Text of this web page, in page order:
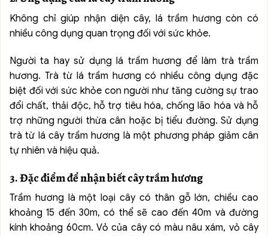
Không chỉ giúp nhận diện cây, lá trầm hương còn có
nhiều công dụng quan trọng đối với sức khỏe.
Người ta hay sử dụng lá trầm hương để làm trà trầm
hương. Trà từ lá trầm hương có nhiều công dụng đặc
biệt đối với sức khỏe con người như tăng cường sự trao
đổi chất, thải độc, hỗ trợ tiêu hóa, chống lão hóa và hỗ
trợ những người thừa cân hoặc bị tiểu đường. Sử dụng
trà từ lá cây trầm hương là một phương pháp giảm cân
tự nhiên và hiệu quả.
3. Đặc điểm để nhận biết cây trầm hương
Trầm hương là một loại cây có thân gỗ lớn, chiều cao
khoảng 15 đến 30m, có thể sẽ cao đến 40m và đường
kính khoảng 60cm. Vỏ của cây có màu nâu xám, vỏ cây